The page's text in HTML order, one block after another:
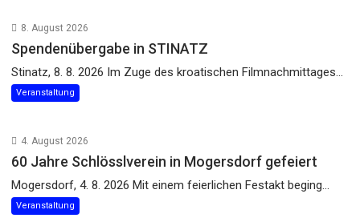
8. August 2026
Spendenübergabe in STINATZ
Stinatz, 8. 8. 2026 Im Zuge des kroatischen Filmnachmittages...
Veranstaltung
4. August 2026
60 Jahre Schlösslverein in Mogersdorf gefeiert
Mogersdorf, 4. 8. 2026 Mit einem feierlichen Festakt beging...
Veranstaltung